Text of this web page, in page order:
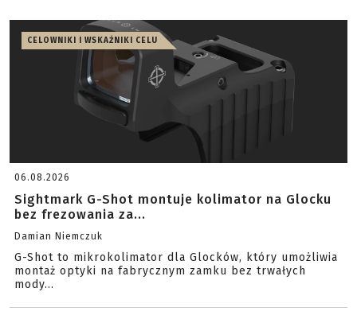
CELOWNIKI I WSKAŹNIKI CELU
06.08.2026
Sightmark G-Shot montuje kolimator na Glocku
bez frezowania za...
Damian Niemczuk
G-Shot to mikrokolimator dla Glocków, który umożliwia
montaż optyki na fabrycznym zamku bez trwałych
mody...